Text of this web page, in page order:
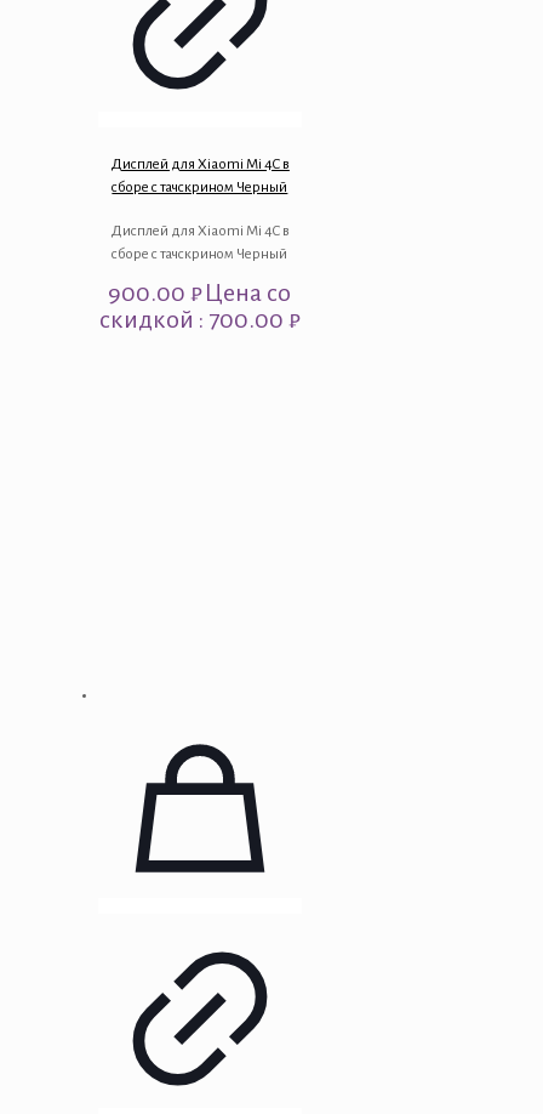
Дисплей для Xiaomi Mi 4C в
сборе с тачскрином Черный
Дисплей для Xiaomi Mi 4C в
сборе с тачскрином Черный
900.00₽Цена со
скидкой : 700.00 ₽